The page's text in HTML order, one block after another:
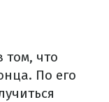
том, что
По его